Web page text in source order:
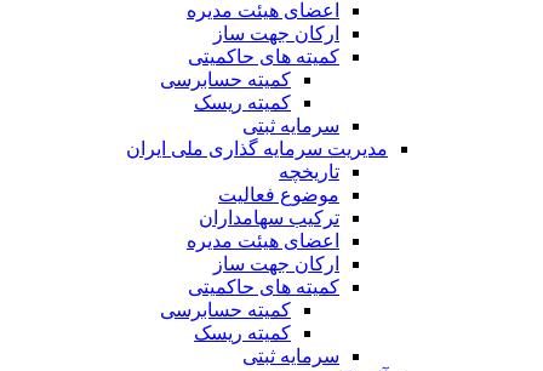
اعضای هیئت مدیره
ارکان جهت ساز
کمیته های حاکمیتی
کمیته حسابرسی
کمیته ریسک
سرمایه ثبتی
مدیریت سرمایه گذاری ملی ایران
تاریخچه
موضوع فعالیت
ترکیب سهامداران
اعضای هیئت مدیره
ارکان جهت ساز
کمیته های حاکمیتی
کمیته حسابرسی
کمیته ریسک
سرمایه ثبتی